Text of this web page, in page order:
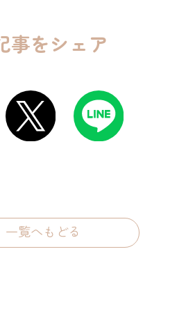
事をシェア
覧へもどる